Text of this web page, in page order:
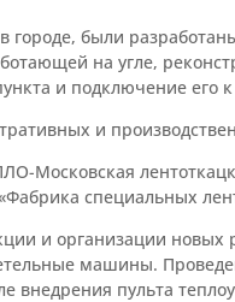
городе, были
на угле,
и подключение его к
и
Московская
специальных
и организации новых
машины.
внедрения пульта